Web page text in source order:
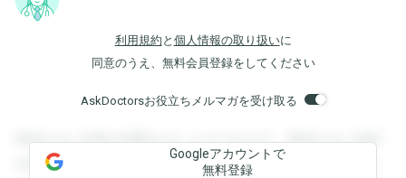
利用規約 と 個人情報の取り扱いに
同意のうえ、無料会員登録をしてください
AskDoctorsお役立ちメルマガを受け取る
登録すると回答を閲覧することができます。登録すると回答
を閲覧することができます。登録すると回答を閲覧すること
Googleアカウントで
無料登録